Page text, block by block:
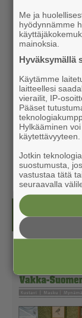
Me ja
hyödynnämme
mainoksia.
Hyväksymällä
Käytämme
laitteellesi
vierailit, IP-
Pääset
Hylkääminen
käytettävyyteen.
Jotkin
suostumusta,
vastustaa tätä
seuraavalla